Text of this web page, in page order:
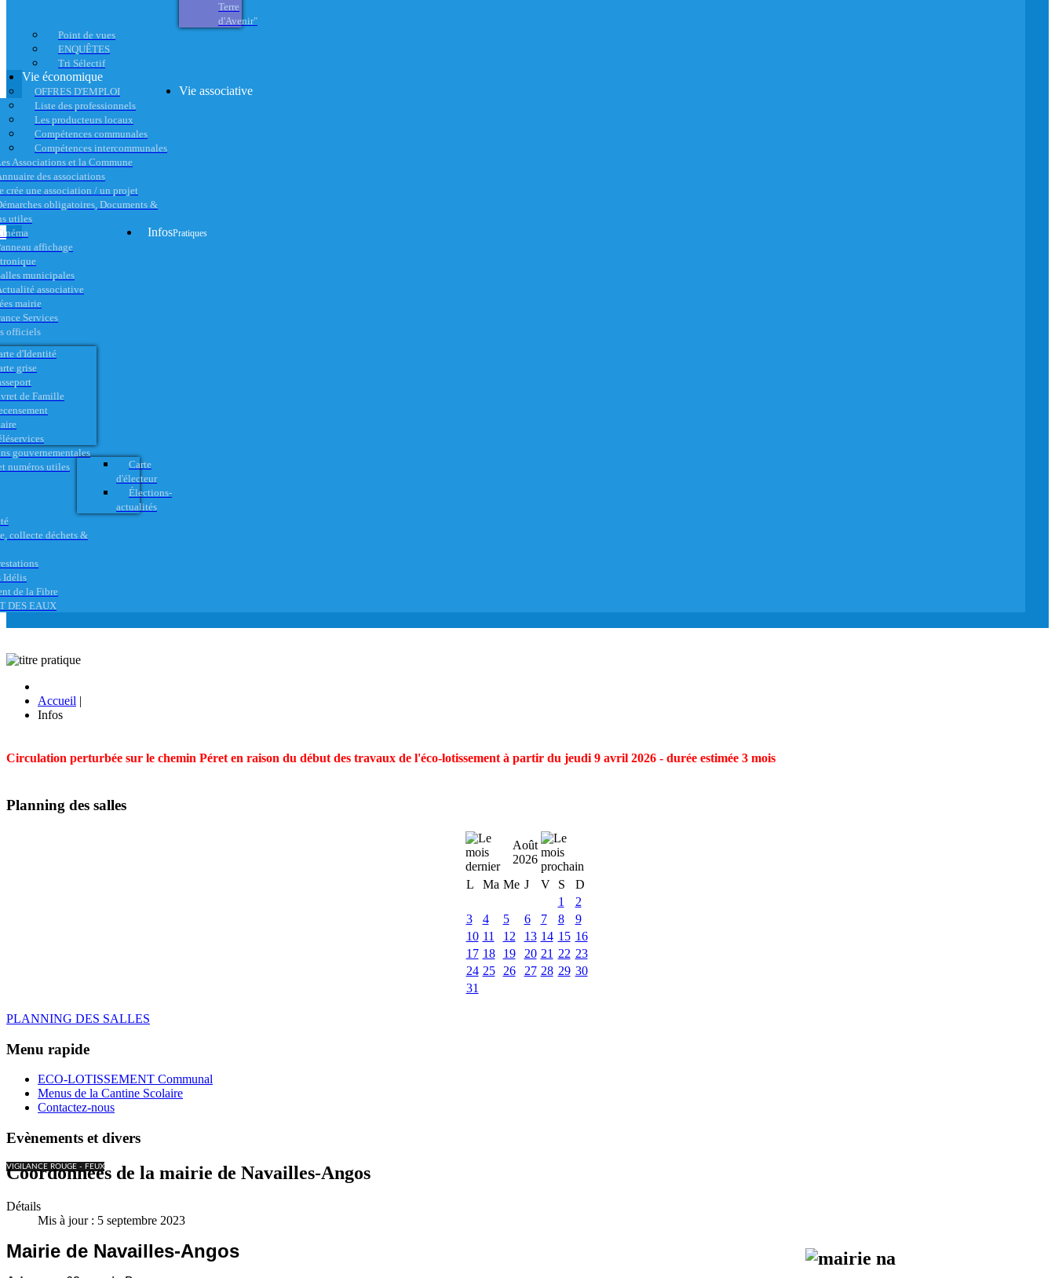
Terre
d'Avenir"
Point de vues
ENQUÊTES
Tri Sélectif
Vie économique
OFFRES D'EMPLOI
Liste des professionnels
Les producteurs locaux
Compétences communales
Compétences intercommunales
Vie associative
Associations et la Commune
des associations
crée une association / un projet
obligatoires, Documents &
utiles
affichage
municipales
associative
InfosPratiques
mairie
Services
officiels
d'Identité
grise
de Famille
gouvernementales
numéros utiles
Carte
d'électeur
Élections-
actualités
collecte déchets &
Idélis
de la Fibre
DES EAUX
Accueil |
Infos
Circulation perturbée sur le chemin Péret en raison du début des travaux de l'éco-lotissement à partir du jeudi 9 avril 2026 - durée estimée 3 mois
Planning des salles
Août
2026
L
Ma Me J V S
D
1
2
3
4 5 6 7 8
9
10 11 12 13 14 15 16
17 18 19 20 21 22 23
24 25 26 27 28 29 30
31
PLANNING DES SALLES
Menu rapide
ECO-LOTISSEMENT Communal
Menus de la Cantine Scolaire
Contactez-nous
Evènements et divers
VIGILANCE ROUGE - FEUX
Coordonnées de la mairie de Navailles-Angos
Détails
Mis à jour : 5 septembre 2023
Mairie de Navailles-Angos